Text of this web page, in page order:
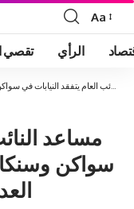
Font
Resizer
Aa
تقصي الرأي
مساعد النائب العام يتفقد
مساعد
سواكن